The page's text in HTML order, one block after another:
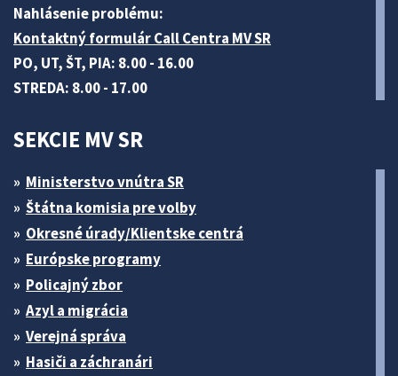
Nahlásenie problému:
Kontaktný formulár Call Centra MV SR
PO, UT, ŠT, PIA: 8.00 - 16.00
STREDA: 8.00 - 17.00
SEKCIE MV SR
Ministerstvo vnútra SR
Štátna komisia pre volby
Okresné úrady/Klientske centrá
Európske programy
Policajný zbor
Azyl a migrácia
Verejná správa
Hasiči a záchranári